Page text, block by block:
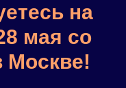
на
мая со
Москве!